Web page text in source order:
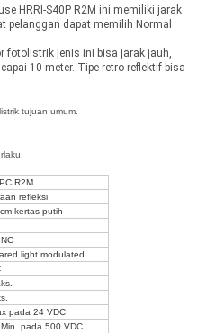
HRRI-S40P R2M ini memiliki jarak
pelanggan dapat memilih Normal
fotolistrik jenis ini bisa jarak jauh,
10 meter. Tipe retro-reflektif bisa
tujuan umum.
R2M
refleksi
kertas putih
light modulated
pada 24 VDC
pada 500 VDC